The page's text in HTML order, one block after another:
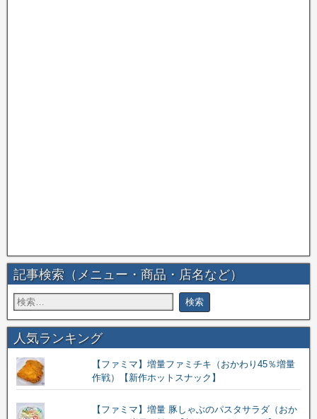
記事検索（メニュー・商品・店名など）
人気ランキング
【ファミマ】増量ファミチキ（おかわり45％増量
作戦）【新作ホットスナック】
【ファミマ】増量 豚しゃぶのパスタサラダ（おか